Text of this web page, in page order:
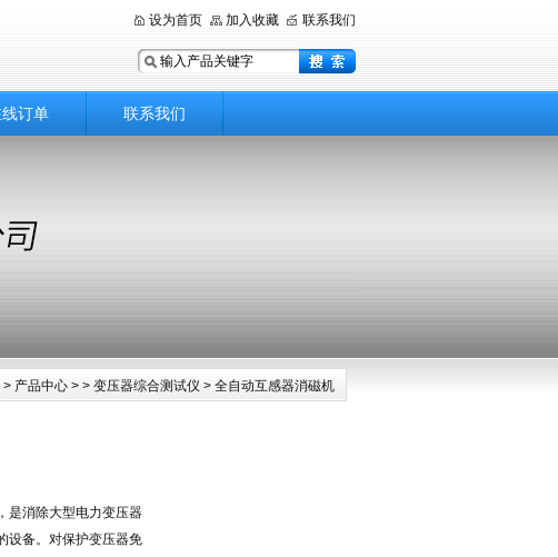
设为首页 加入收藏 联系我们
订单 联系我们
> 产品中心 > > 变压器综合测试仪 > 全自动互感器消磁机
是消除大型电力变压器
设备。对保护变压器免